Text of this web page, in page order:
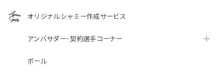
オリジナルシャミー作成サービス
アンバサダー･契約選手コーナー
ボール